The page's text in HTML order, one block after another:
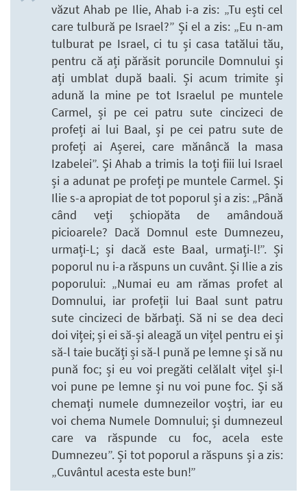
văzut Ahab pe Ilie, Ahab i-a zis: „Tu ești cel
care tulbură pe Israel?” Și el a zis: „Eu n-am
tulburat pe Israel, ci tu și casa tatălui tău,
pentru că ați părăsit poruncile Domnului și
ați umblat după baali. Și acum trimite și
adună la mine pe tot Israelul pe muntele
Carmel, și pe cei patru sute cincizeci de
profeți ai lui Baal, și pe cei patru sute de
profeți ai Așerei, care mănâncă la masa
Izabelei”. Și Ahab a trimis la toți fiii lui Israel
și a adunat pe profeți pe muntele Carmel. Și
Ilie s-a apropiat de tot poporul și a zis: „Până
când veți șchiopăta de amândouă
picioarele? Dacă Domnul este Dumnezeu,
urmați-L; și dacă este Baal, urmați-l!”. Și
poporul nu i-a răspuns un cuvânt. Și Ilie a zis
poporului: „Numai eu am rămas profet al
Domnului, iar profeții lui Baal sunt patru
sute cincizeci de bărbați. Să ni se dea deci
doi viței; și ei să-și aleagă un vițel pentru ei și
să-l taie bucăți și să-l pună pe lemne și să nu
pună foc; și eu voi pregăti celălalt vițel și-l
voi pune pe lemne și nu voi pune foc. Și să
chemați numele dumnezeilor voștri, iar eu
voi chema Numele Domnului; și dumnezeul
care va răspunde cu foc, acela este
Dumnezeu”. Și tot poporul a răspuns și a zis:
„Cuvântul acesta este bun!”